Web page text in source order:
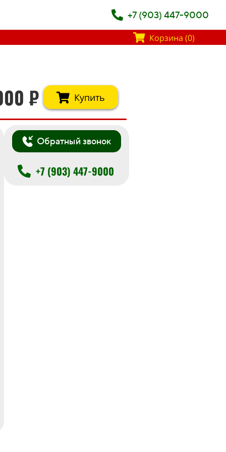
+7 (903) 447-9000
Корзина (0)
₽ Купить
Обратный звонок
+7 (903) 447-9000